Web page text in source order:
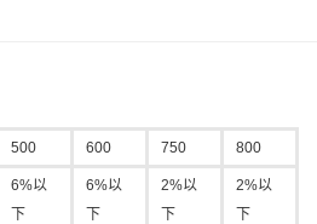
500 600 750 800
6%以
下
6%以
下
2%以
下
2%以
下